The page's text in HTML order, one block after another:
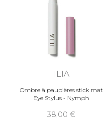
ILIA
Ombre à paupières stick mat
Eye Stylus - Nymph
38,00